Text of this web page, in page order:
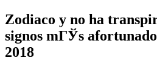
Zodiaco y no ha
signos mГЎs
2018